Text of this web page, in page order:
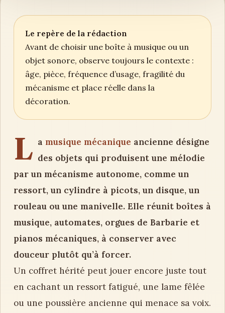
Le repère de la rédaction
Avant de choisir une boîte à musique ou un
objet sonore, observe toujours le contexte :
âge, pièce, fréquence d’usage, fragilité du
mécanisme et place réelle dans la
décoration.
L a musique mécanique ancienne désigne
des objets qui produisent une mélodie
par un mécanisme autonome, comme un
ressort, un cylindre à picots, un disque, un
rouleau ou une manivelle. Elle réunit boîtes à
musique, automates, orgues de Barbarie et
pianos mécaniques, à conserver avec
douceur plutôt qu’à forcer.
Un coffret hérité peut jouer encore juste tout
en cachant un ressort fatigué, une lame fêlée
ou une poussière ancienne qui menace sa voix.